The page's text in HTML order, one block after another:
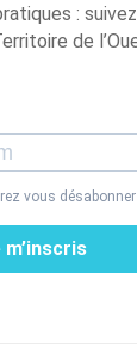
:
de
vous
m’inscris